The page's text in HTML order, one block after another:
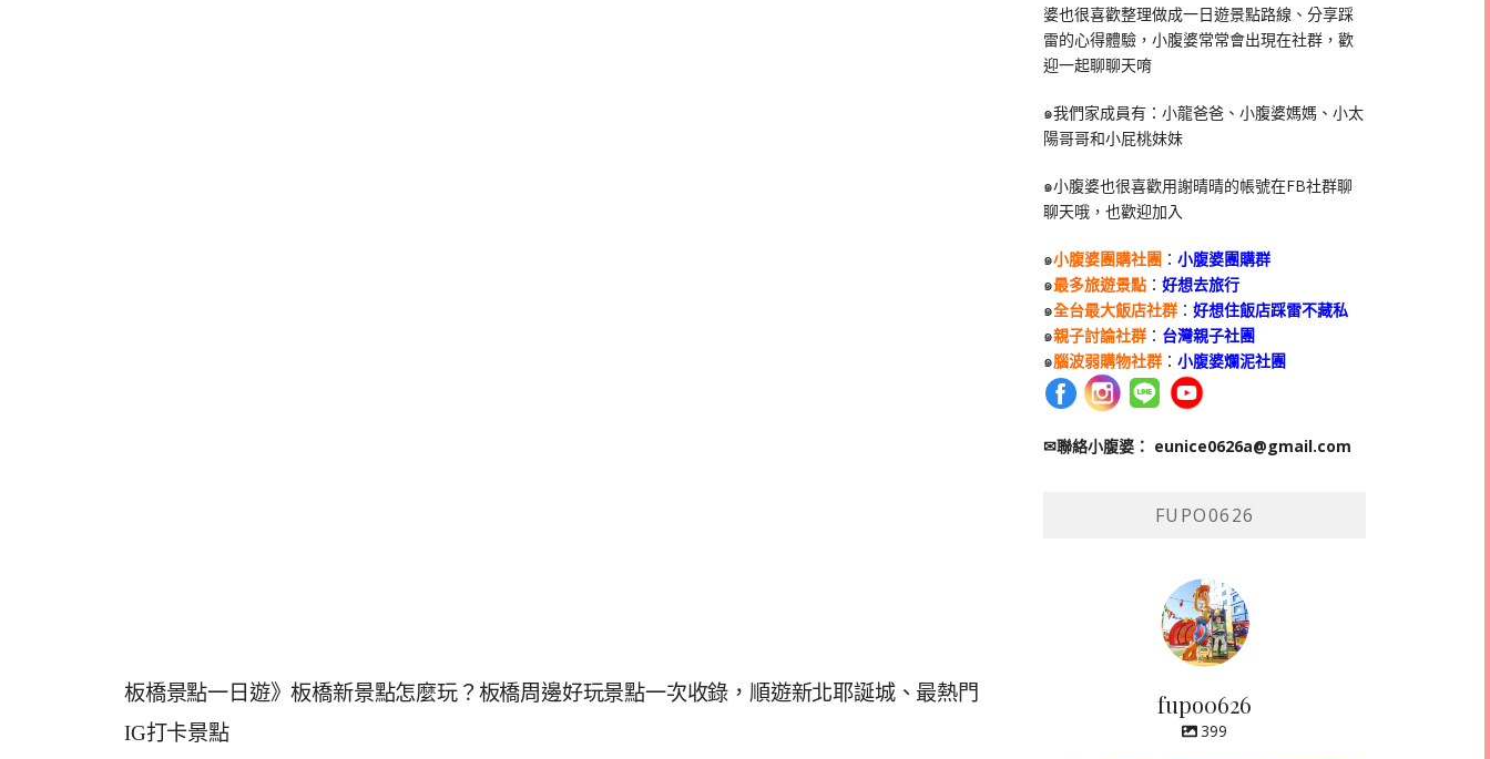
板橋景點一日遊》板橋新景點怎麼玩？板橋周邊好玩景點一次收錄，順遊新北耶誕城、最熱門
IG打卡景點
婆也很喜歡整理做成一日遊景點路線、分享踩
雷的心得體驗，小腹婆常常會出現在社群，歡
迎一起聊聊天唷
๑我們家成員有：小龍爸爸、小腹婆媽媽、小太
陽哥哥和小屁桃妹妹
๑小腹婆也很喜歡用謝晴晴的帳號在FB社群聊
聊天哦，也歡迎加入
๑小腹婆團購社團 ：小腹婆團購群
๑最多旅遊景點 ：好想去旅行
๑全台最大飯店社群 ：好想住飯店踩雷不藏私
๑親子討論社群 ： 台灣親子社團
๑腦波弱購物社群 ：小腹婆爛泥社團
✉聯絡小腹婆： eunice0626a@gmail.com
FUPO0626
fupo0626
399